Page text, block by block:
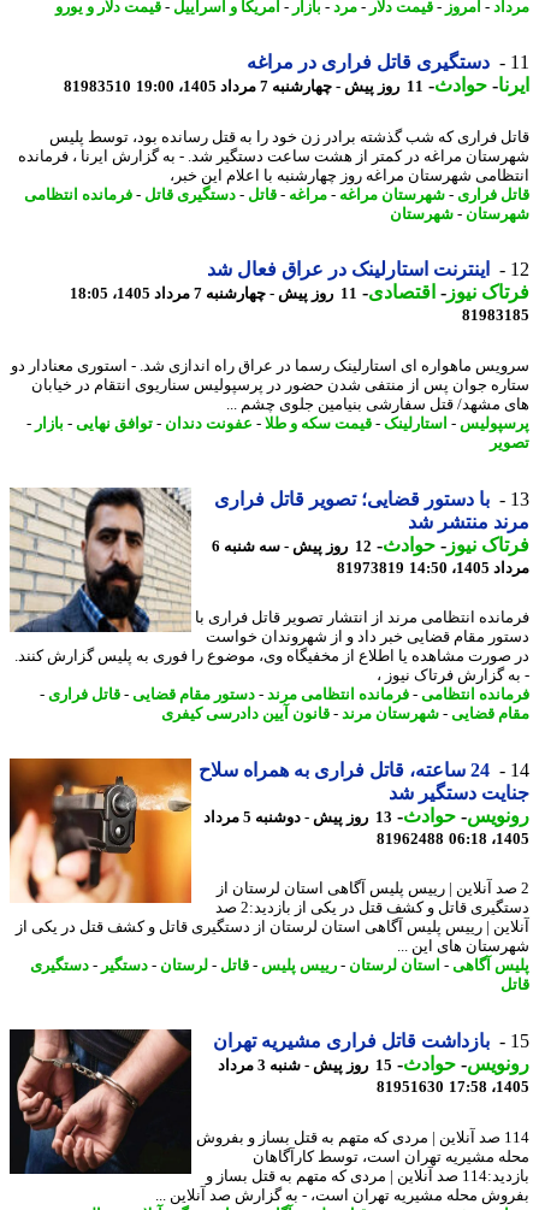
-امروز- قیمت دلار-مرد-بازار - آمریکا و اسراییل -قیمت دلار و یورو
دستگیری قاتل فراری در مراغه
-حوادث -11 روز پیش - چهارشنبه 7 مرداد 1405، 19:00 81983510
فراری که شب گذشته برادر زن خود را به قتل رسانده بود، توسط پلیس
مراغه در کمتر از هشت ساعت دستگیر شد. - به گزارش ایرنا ، فرمانده
شهرستان مراغه روز چهارشنبه با اعلام این خبر،
فراری - شهرستان مراغه- مراغه- قاتل -دستگیری قاتل -فرمانده انتظامی
-شهرستان
اینترنت استارلینک در عراق فعال شد
نیوز-اقتصادی-11 روز پیش - چهارشنبه 7 مرداد 1405، 18:05
ماهواره ای استارلینک رسما در عراق راه اندازی شد. - استوری معنادار دو
جوان پس از منتفی شدن حضور در پرسپولیس سناریوی انتقام در خیابان
مشهد/ قتل سفارشی بنیامین جلوی چشم ...
-استارلینک -قیمت سکه و طلا-عفونت دندان- توافق نهایی-بازار -
با دستور قضایی؛ تصویر قاتل فراری
منتشر شد
نیوز-حوادث -
12 روز پیش - سه شنبه 6
14:50
81973819
انتظامی مرند از انتشار تصویر قاتل فراری با
مقام قضایی خبر داد و از شهروندان خواست
مشاهده یا اطلاع از مخفیگاه وی، موضوع را فوری به پلیس گزارش کنند.
گزارش فرتاک نیوز ،
انتظامی-فرمانده انتظامی مرند- دستور مقام قضایی-قاتل فراری
قضایی-شهرستان مرند- قانون آیین دادرسی کیفری
24 ساعته، قاتل فراری به همراه سلاح
دستگیر شد
-حوادث -
13 روز پیش - دوشنبه 5 مرداد
81962488
آنلاین | رییس پلیس آگاهی استان لرستان از
دستگیری قاتل و کشف قتل در یکی از بازدید:2 صد
| رییس پلیس آگاهی استان لرستان از دستگیری قاتل و کشف قتل در یکی از
های این ...
آگاهی-استان لرستان-رییس پلیس-قاتل -لرستان-دستگیر-دستگیری
بازداشت قاتل فراری مشیریه تهران
-حوادث -
15 روز پیش - شنبه 3 مرداد
81951630
114 صد آنلاین | مردی که متهم به قتل بساز و بفروش
مشیریه تهران است، توسط کارآگاهان
بازدید:114 صد آنلاین | مردی که متهم به قتل بساز و
محله مشیریه تهران است، - به گزارش صد آنلاین ...